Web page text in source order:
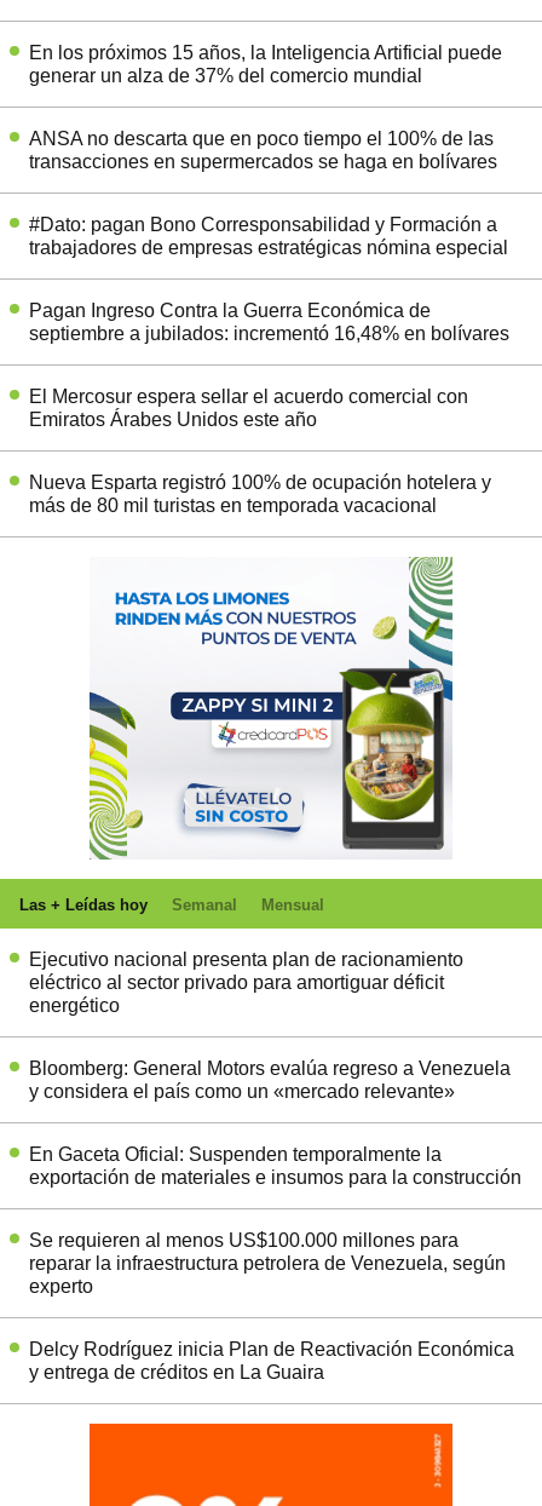
En los próximos 15 años, la Inteligencia Artificial puede
generar un alza de 37% del comercio mundial
ANSA no descarta que en poco tiempo el 100% de las
transacciones en supermercados se haga en bolívares
#Dato: pagan Bono Corresponsabilidad y Formación a
trabajadores de empresas estratégicas nómina especial
Pagan Ingreso Contra la Guerra Económica de
septiembre a jubilados: incrementó 16,48% en bolívares
El Mercosur espera sellar el acuerdo comercial con
Emiratos Árabes Unidos este año
Nueva Esparta registró 100% de ocupación hotelera y
más de 80 mil turistas en temporada vacacional
Las + Leídas hoy Semanal Mensual
Ejecutivo nacional presenta plan de racionamiento
eléctrico al sector privado para amortiguar déficit
energético
Bloomberg: General Motors evalúa regreso a Venezuela
y considera el país como un «mercado relevante»
En Gaceta Oficial: Suspenden temporalmente la
exportación de materiales e insumos para la construcción
Se requieren al menos US$100.000 millones para
reparar la infraestructura petrolera de Venezuela, según
experto
Delcy Rodríguez inicia Plan de Reactivación Económica
y entrega de créditos en La Guaira